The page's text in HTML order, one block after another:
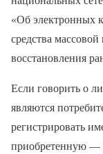
«Об электронных
средства
восстановления
Если говорить о
являются
регистрировать
приобретенную —